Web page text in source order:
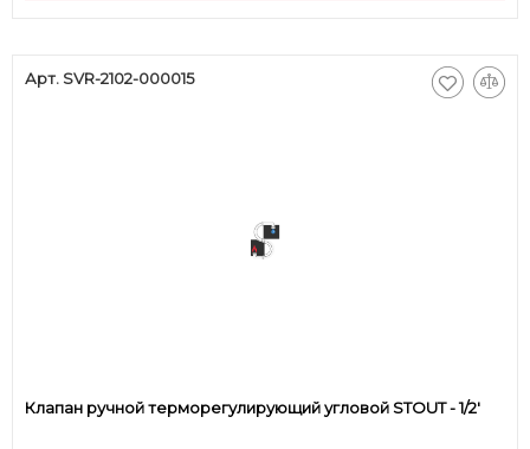
Арт. SVR-2102-000015
Клапан ручной терморегулирующий угловой STOUT - 1/2'